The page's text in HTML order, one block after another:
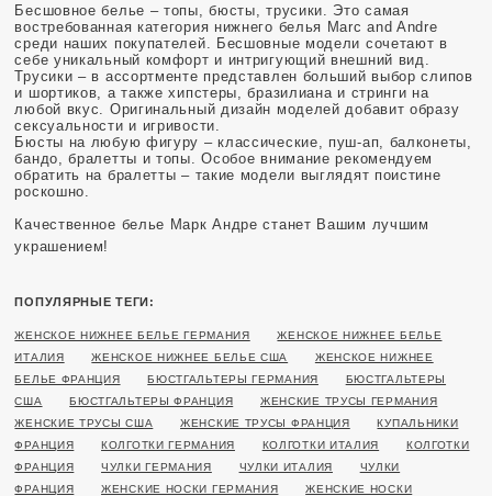
Бесшовное белье – топы, бюсты, трусики. Это самая
востребованная категория нижнего белья Marc and Andre
среди наших покупателей. Бесшовные модели сочетают в
себе уникальный комфорт и интригующий внешний вид.
Трусики – в ассортменте представлен больший выбор слипов
и шортиков, а также хипстеры, бразилиана и стринги на
любой вкус. Оригинальный дизайн моделей добавит образу
сексуальности и игривости.
Бюсты на любую фигуру – классические, пуш-ап, балконеты,
бандо, бралетты и топы. Особое внимание рекомендуем
обратить на бралетты – такие модели выглядят поистине
роскошно.
Качественное белье Марк Андре станет Вашим лучшим
украшением!
ПОПУЛЯРНЫЕ ТЕГИ:
ЖЕНСКОЕ НИЖНЕЕ БЕЛЬЕ ГЕРМАНИЯ
ЖЕНСКОЕ НИЖНЕЕ БЕЛЬЕ
ИТАЛИЯ
ЖЕНСКОЕ НИЖНЕЕ БЕЛЬЕ США
ЖЕНСКОЕ НИЖНЕЕ
БЕЛЬЕ ФРАНЦИЯ
БЮСТГАЛЬТЕРЫ ГЕРМАНИЯ
БЮСТГАЛЬТЕРЫ
США
БЮСТГАЛЬТЕРЫ ФРАНЦИЯ
ЖЕНСКИЕ ТРУСЫ ГЕРМАНИЯ
ЖЕНСКИЕ ТРУСЫ США
ЖЕНСКИЕ ТРУСЫ ФРАНЦИЯ
КУПАЛЬНИКИ
ФРАНЦИЯ
КОЛГОТКИ ГЕРМАНИЯ КОЛГОТКИ ИТАЛИЯ
КОЛГОТКИ
ФРАНЦИЯ
ЧУЛКИ ГЕРМАНИЯ ЧУЛКИ ИТАЛИЯ
ЧУЛКИ
ФРАНЦИЯ
ЖЕНСКИЕ НОСКИ ГЕРМАНИЯ
ЖЕНСКИЕ НОСКИ